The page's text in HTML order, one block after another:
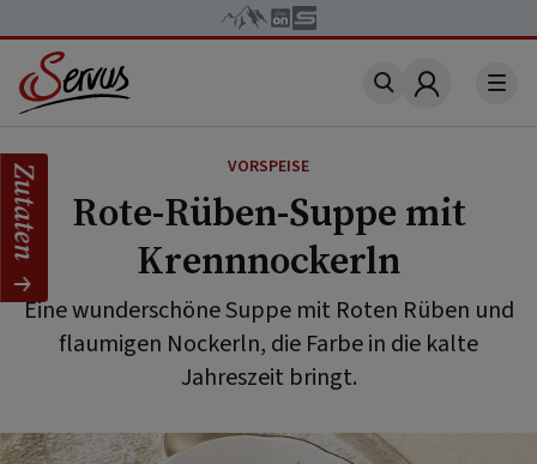
Account
VORSPEISE
Rote-Rüben-Suppe mit
Krennnockerln
Eine wunderschöne Suppe mit Roten Rüben und
flaumigen Nockerln, die Farbe in die kalte
Jahreszeit bringt.
Zutaten